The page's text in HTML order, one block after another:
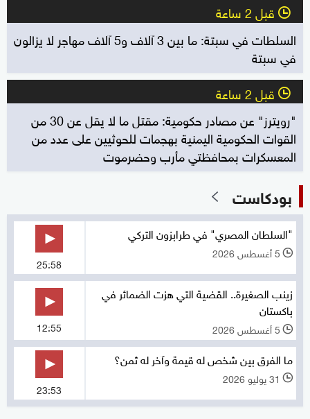
l قبل 2 ساعة
السلطات في سبتة: ما بين 3 آلاف و5 آلاف مهاجر لا يزالون
في سبتة
l قبل 2 ساعة
"رويترز" عن مصادر حكومية: مقتل ما لا يقل عن 30 من
القوات الحكومية اليمنية بهجمات للحوثيين على عدد من
المعسكرات بمحافظتي مأرب وحضرموت
بودكاست
"السلطان المصري" في طرابزون التركي
l 5 أغسطس 2026
25:58
زينب الصغيرة.. القضية التي هزت الضمائر في
باكستان
l 5 أغسطس 2026 12:55
ما الفرق بين شخص له قيمة وآخر له ثمن؟
l 31 يوليو 2026
23:53